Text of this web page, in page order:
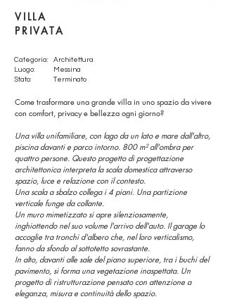
VILLA
PRIVATA
Categoria:
Luogo:
Stato:
Architettura
Messina
Terminato
Come trasformare una grande villa in uno spazio da vivere
con comfort, privacy e bellezza ogni giorno?
Una villa unifamiliare, con lago da un lato e mare dall'altro,
piscina davanti e parco intorno. 800 m² all'ombra per
quattro persone. Questo progetto di progettazione
architettonica interpreta la scala domestica attraverso
spazio, luce e relazione con il contesto.
Una scala a sbalzo collega i 4 piani. Una partizione
verticale funge da collante.
Un muro mimetizzato si apre silenziosamente,
inghiottendo nel suo volume l'arrivo dell'auto. Il garage lo
accoglie tra tronchi d'albero che, nel loro verticalismo,
fanno da sfondo al sottotetto sovrastante.
In alto, davanti alle sale del piano superiore, tra i buchi del
pavimento, si forma una vegetazione inaspettata. Un
progetto di ristrutturazione pensato con attenzione a
eleganza, misura e continuità dello spazio.